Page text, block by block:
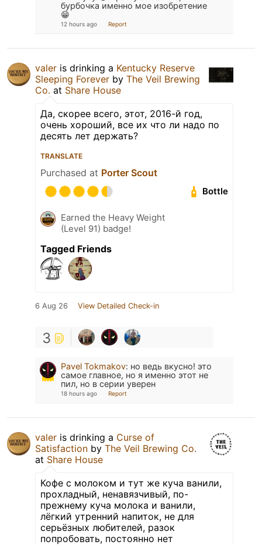
бурбочка именно мое изобретение
😁
12 hours ago Report
valer is drinking a Kentucky Reserve
Sleeping Forever by The Veil Brewing
Co. at Share House
Да, скорее всего, этот, 2016-й год,
очень хороший, все их что ли надо по
десять лет держать?
TRANSLATE
Purchased at Porter Scout
Bottle
Earned the Heavy Weight
(Level 91) badge!
Tagged Friends
6 Aug 26 View Detailed Check-in
3
Pavel Tokmakov: но ведь вкусно! это
самое главное, но я именно этот не
пил, но в серии уверен
18 hours ago Report
valer is drinking a Curse of
Satisfaction by The Veil Brewing Co.
at Share House
Кофе с молоком и тут же куча ванили,
прохладный, ненавязчивый, по-
прежнему куча молока и ванили,
лёгкий утренний напиток, не для
серьёзных любителей, разок
попробовать, постоянно нет